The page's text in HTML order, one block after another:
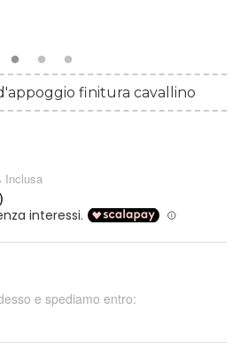
finitura cavallino
Inclusa
e spediamo entro: